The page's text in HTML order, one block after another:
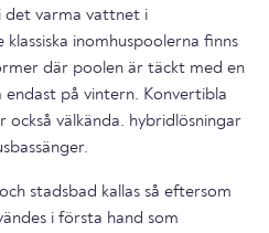
det varma vattnet i
inomhuspoolerna finns
där poolen är täckt med en
på vintern. Konvertibla
också välkända. hybridlösningar
stadsbad kallas så eftersom
i första hand som